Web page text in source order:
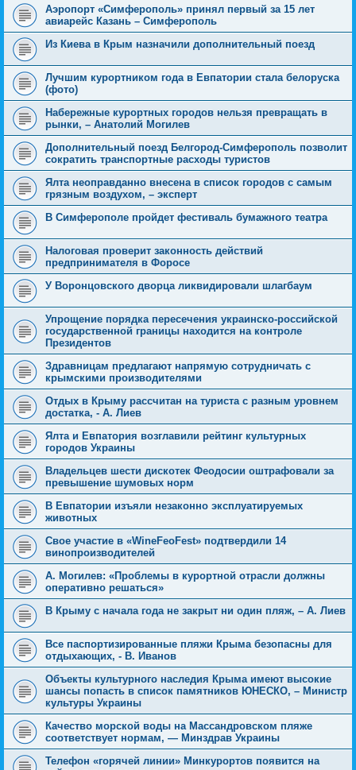
Аэропорт «Симферополь» принял первый за 15 лет
авиарейс Казань – Симферополь
Из Киева в Крым назначили дополнительный поезд
Лучшим курортником года в Евпатории стала белоруска
(фото)
Набережные курортных городов нельзя превращать в
рынки, – Анатолий Могилев
Дополнительный поезд Белгород-Симферополь позволит
сократить транспортные расходы туристов
Ялта неоправданно внесена в список городов с самым
грязным воздухом, – эксперт
В Симферополе пройдет фестиваль бумажного театра
Налоговая проверит законность действий
предпринимателя в Форосе
У Воронцовского дворца ликвидировали шлагбаум
Упрощение порядка пересечения украинско-российской
государственной границы находится на контроле
Президентов
Здравницам предлагают напрямую сотрудничать с
крымскими производителями
Отдых в Крыму рассчитан на туриста с разным уровнем
достатка, - А. Лиев
Ялта и Евпатория возглавили рейтинг культурных
городов Украины
Владельцев шести дискотек Феодосии оштрафовали за
превышение шумовых норм
В Евпатории изъяли незаконно эксплуатируемых
животных
Свое участие в «WineFeoFest» подтвердили 14
винопроизводителей
А. Могилев: «Проблемы в курортной отрасли должны
оперативно решаться»
В Крыму с начала года не закрыт ни один пляж, – А. Лиев
Все паспортизированные пляжи Крыма безопасны для
отдыхающих, - В. Иванов
Объекты культурного наследия Крыма имеют высокие
шансы попасть в список памятников ЮНЕСКО, – Министр
культуры Украины
Качество морской воды на Массандровском пляже
соответствует нормам, — Минздрав Украины
Телефон «горячей линии» Минкурортов появится на